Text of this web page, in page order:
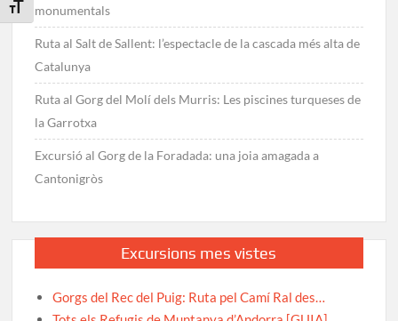
Toggle Font size
monumentals
Ruta al Salt de Sallent: l’espectacle de la cascada més alta de
Catalunya
Ruta al Gorg del Molí dels Murris: Les piscines turqueses de
la Garrotxa
Excursió al Gorg de la Foradada: una joia amagada a
Cantonigròs
Excursions mes vistes
Gorgs del Rec del Puig: Ruta pel Camí Ral des…